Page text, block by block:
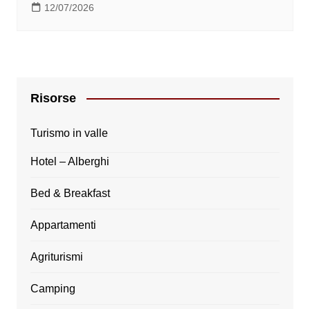
12/07/2026
Risorse
Turismo in valle
Hotel – Alberghi
Bed & Breakfast
Appartamenti
Agriturismi
Camping